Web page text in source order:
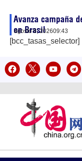
Avanza campaña
en Brasil
agosto 8, 202609:43
[bcc_tasas_selector]